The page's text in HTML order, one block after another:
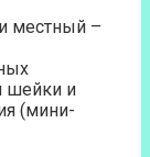
местный –
шейки и
(мини-